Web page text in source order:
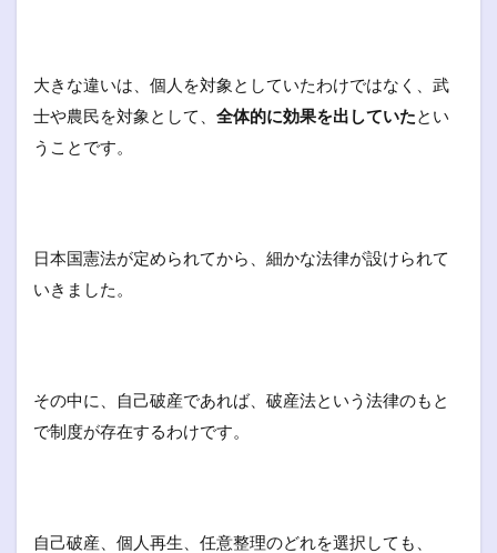
大きな違いは、個人を対象としていたわけではなく、武
士や農民を対象として、 全体的に効果を出していたとい
うことです。
日本国憲法が定められてから、細かな法律が設けられて
いきました。
その中に、自己破産であれば、破産法という法律のもと
で制度が存在するわけです。
自己破産、個人再生、任意整理のどれを選択しても、